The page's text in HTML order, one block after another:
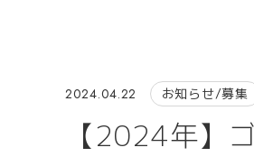
2024.04.22 お知らせ/募集
【2024年】